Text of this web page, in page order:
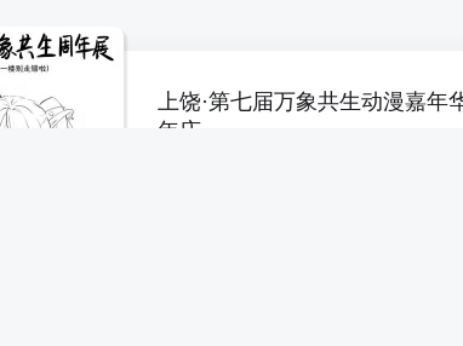
上饶·第七届万象共生动漫嘉年
年庆